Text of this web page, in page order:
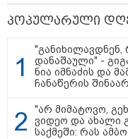
პოპულარული
დანაშაული" -
ნია იმნაძის და
ჩანაწერის
"არ მიმატოვო,
ვიდეო და ახალი
საქმეში: რას